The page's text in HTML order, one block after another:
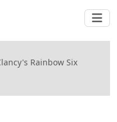
Rainbow Six